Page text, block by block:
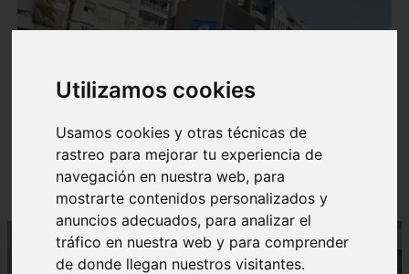
Utilizamos cookies
Usamos cookies y otras técnicas de
rastreo para mejorar tu experiencia de
navegación en nuestra web, para
mostrarte contenidos personalizados y
anuncios adecuados, para analizar el
tráfico en nuestra web y para comprender
de donde llegan nuestros visitantes.
▷ Zona Azul Córdoba 《 Horarios y Tarifas 2024 》